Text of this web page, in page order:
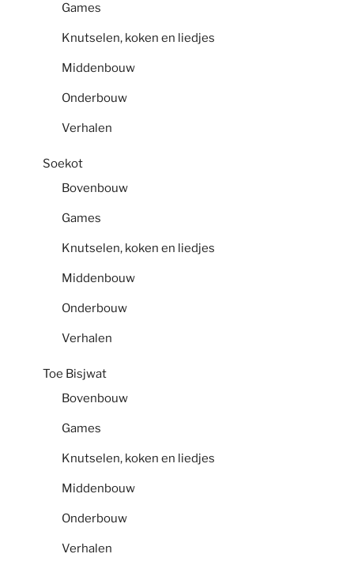
Games
Knutselen, koken en liedjes
Middenbouw
Onderbouw
Verhalen
Soekot
Bovenbouw
Games
Knutselen, koken en liedjes
Middenbouw
Onderbouw
Verhalen
Toe Bisjwat
Bovenbouw
Games
Knutselen, koken en liedjes
Middenbouw
Onderbouw
Verhalen